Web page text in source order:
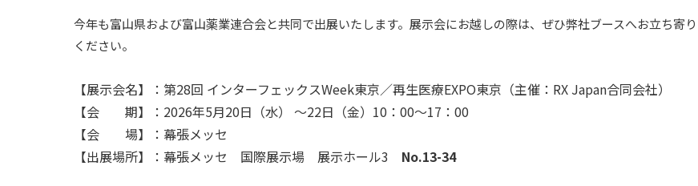
今年も富山県および富山薬業連合会と共同で出展いたします。展示会にお越しの際は、ぜひ弊社ブースへお立ち寄り
ください。
【展示会名】：第28回 インターフェックスWeek東京／再生医療EXPO東京（主催：RX Japan合同会社）
【会 期】：2026年5月20日（水） ～22日（金）10：00～17：00
【会 場】：幕張メッセ
【出展場所】：幕張メッセ 国際展示場 展示ホール3 No.13-34